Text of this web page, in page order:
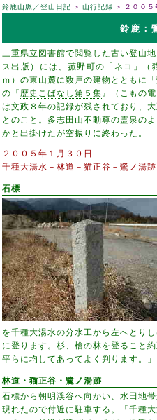
鈴鹿山脈／登山日記 山行記録 ２００５
鈴鹿：
三重県立図書館で閲覧した古い登山
ス出版）には、菰野町の「ネコ」（
ｍ）の東山麓に数戸の建物とともに
の『歴史こばなし第５集』（こもの
は文政８年の記録が残されており、
とのこと。多志田山不動尊の霊泉の
かと出掛けたが空振りに終わった。
２００５年１月３０日
千種大湯水－林道－猫正谷－鷺ノ湯
石標
を千種大湯水の分水工から左へとり
に登ります。杉、檜の林を登ること
平らに均してあってよく判ります。」
林道・猫正谷・鷺ノ湯跡
石標から朝明渓谷へ向かい、水田地
現れたので付近に駐車する。「千種